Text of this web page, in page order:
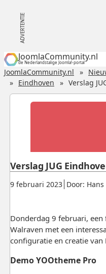
JoomlaCommunity.nl
de Nederlandstalige Joomla!-portal
JoomlaCommunity.nl
Eindhoven
Verslag
Gepubliceerd:
9 februari 2023. Door:
Verslag JUG
Donderdag 9 februari, een
Walraven met een
configuratie en creatie van
Demo YOOtheme Pro